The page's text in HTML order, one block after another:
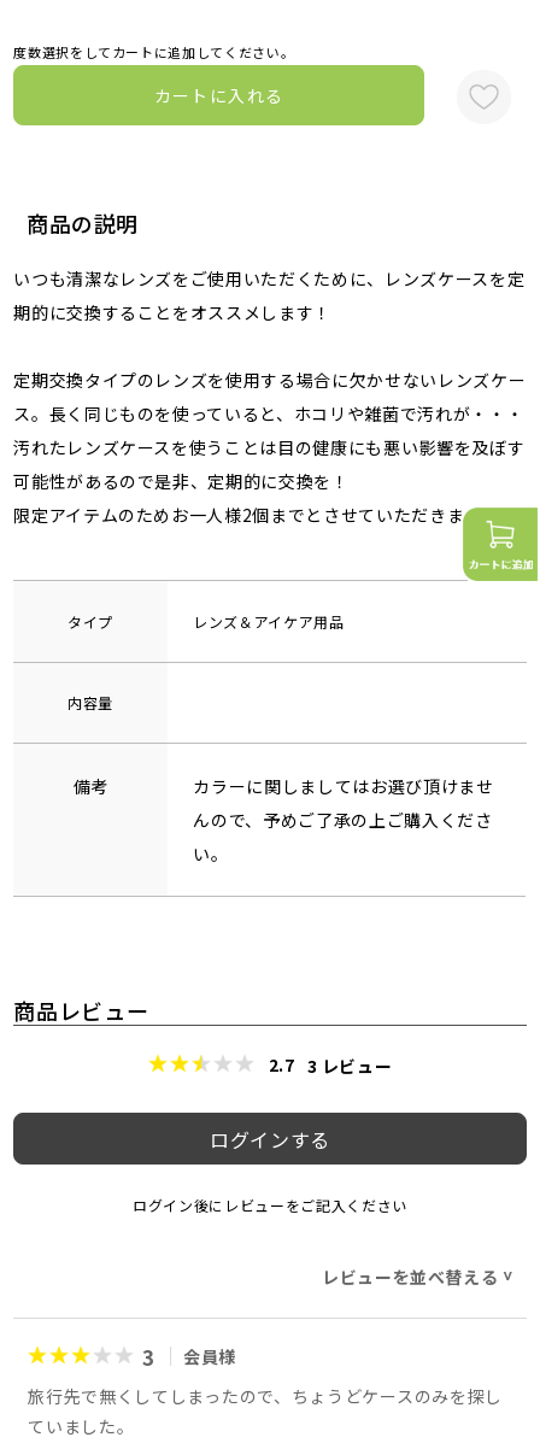
商品の説明
いつも清潔なレンズをご使用いただくために、レンズケースを定
期的に交換することをオススメします！
定期交換タイプのレンズを使用する場合に欠かせないレンズケー
ス。長く同じものを使っていると、ホコリや雑菌で汚れが・・・
汚れたレンズケースを使うことは目の健康にも悪い影響を及ぼす
可能性があるので是非、定期的に交換を！
限定アイテムのためお一人様2個までとさせていただきます。
タイプ レンズ＆アイケア用品
内容量
備考
カラーに関しましてはお選び頂けませ
んので、予めご了承の上ご購入くださ
い。
度数選択をしてカートに追加してください。
カートに入れる
商品レビュー
2.7 3 レビュー
ログインする
ログイン後にレビューをご記入ください
レビューを並べ替える >
3
会員様
旅行先で無くしてしまったので、ちょうどケースのみを探し
ていました。